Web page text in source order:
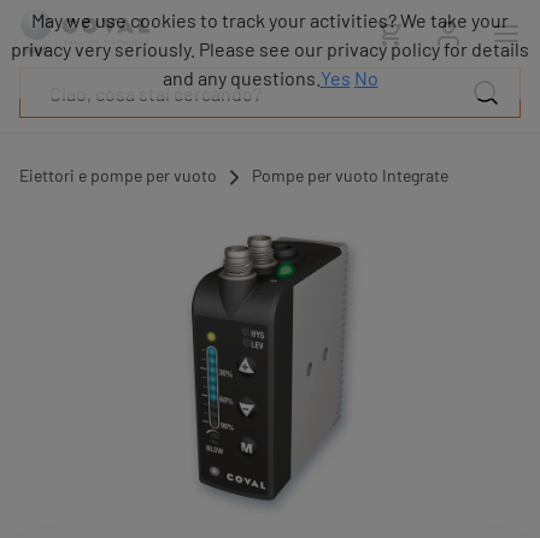
Eiettori e pompe per vuoto Pompe per vuoto Integrate
Prodotti
Industrie
Risorse
COVAL
May we use cookies to track your activities? We take your
privacy very seriously. Please see our privacy policy for details
and any questions. Yes No